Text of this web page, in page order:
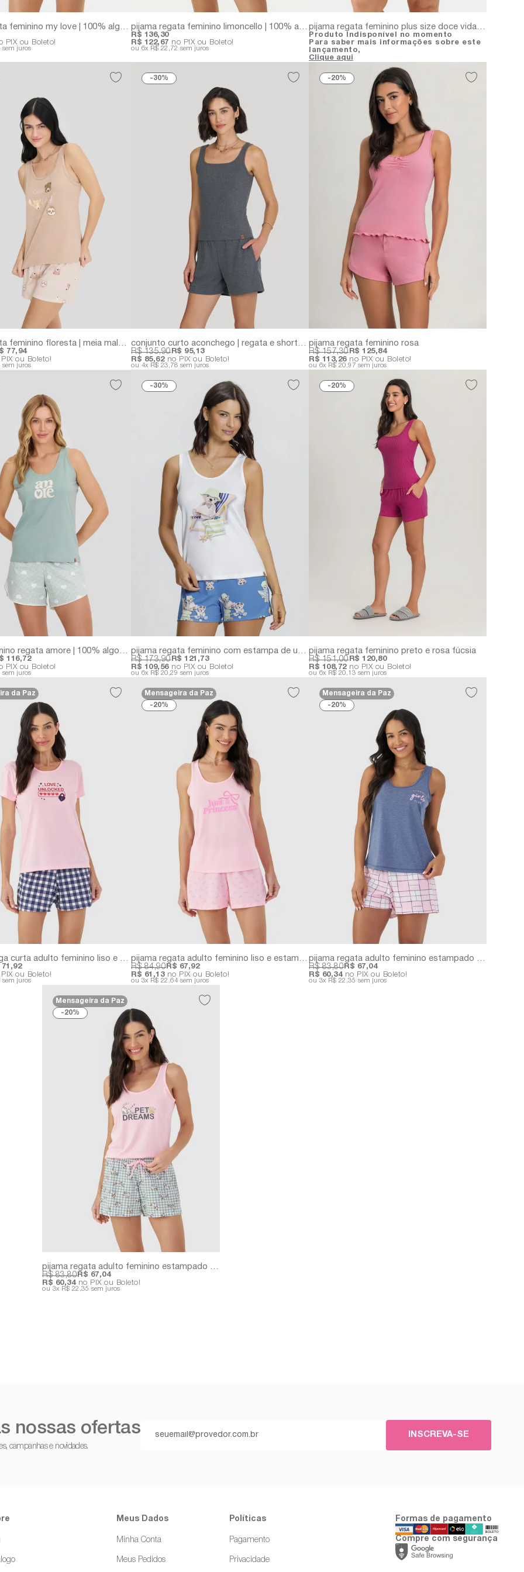
pijama regata feminino my love | 100% algodão com estampa de corações vermelhos
PIX ou Boleto!
sem juros
pijama regata feminino limoncello | 100% algodão com estampa de limões
R$ 122,67 no PIX ou Boleto!
R$ 136,30
6x R$ 22,72 sem juros
pijama regata feminino plus size doce vida | 100% algodão off white com estampa de laços
Produto Indisponível no momento
Clique aqui
pijama regata feminino floresta | meia malha com estampa de bichinhos
ou Boleto!
77,94
sem juros
30%
conjunto curto aconchego | regata e shorts em ribana canelada larga com bolsos
R$ 85,62no PIX ou Boleto!
R$ 135,90R$ 95,13
4x R$ 23,78 sem juros
20%
pijama regata feminino rosa
R$ 113,26no PIX ou Boleto!
R$ 157,30R$ 125,84
6x R$ 20,97 sem juros
pijama feminino regata amore | 100% algodão com estampa de corações
PIX ou Boleto!
116,72
sem juros
30%
pijama regata feminino com estampa de ursinhos
R$ 109,56no PIX ou Boleto!
R$ 173,90R$ 121,73
6x R$ 20,29 sem juros
20%
pijama regata feminino preto e rosa fúcsia
R$ 108,72no PIX ou Boleto!
R$ 151,00R$ 120,80
6x R$ 20,13 sem juros
da Paz
pijama manga curta adulto feminino liso e estampado
ou Boleto!
71,92
sem juros
20%
Mensageira da Paz
pijama regata adulto feminino liso e estampado
R$ 61,13no PIX ou Boleto!
R$ 84,90R$ 67,92
3x R$ 22,64 sem juros
20%
Mensageira da Paz
pijama regata adulto feminino estampado e liso
R$ 60,34no PIX ou Boleto!
R$ 83,80R$ 67,04
3x R$ 22,35 sem juros
20%
Mensageira da Paz
R$ 60,34no PIX ou Boleto!
R$ 83,80 R$ 67,04
3x R$ 22,35 sem juros
nossas ofertas
campanhas e novidades.
INSCREVA-SE
Meus Dados
Minha Conta
Meus Pedidos
Políticas
Pagamento
Privacidade
Formas de pagamento
Compre com segurança